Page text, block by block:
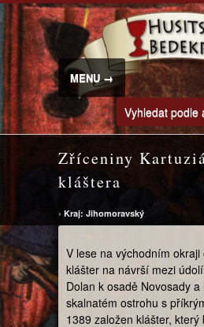
MENU →
Vyhledat podle
Zříceniny
kláštera
› Kraj: Jihomoravský
V lese na východním
klášter na návrší mezi
Dolan k osadě Novosady
skalnatém ostrohu s
1389 založen klášter,